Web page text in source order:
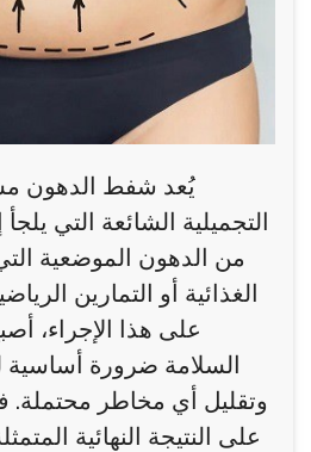
يُعد شفط الدهون
التجميلية الشائعة التي يلجأ
من الدهون الموضعية
الغذائية أو التمارين
على هذا الإجراء،
السلامة ضرورة أساسية
وتقليل أي مخاطر محتملة.
على النتيجة النهائية